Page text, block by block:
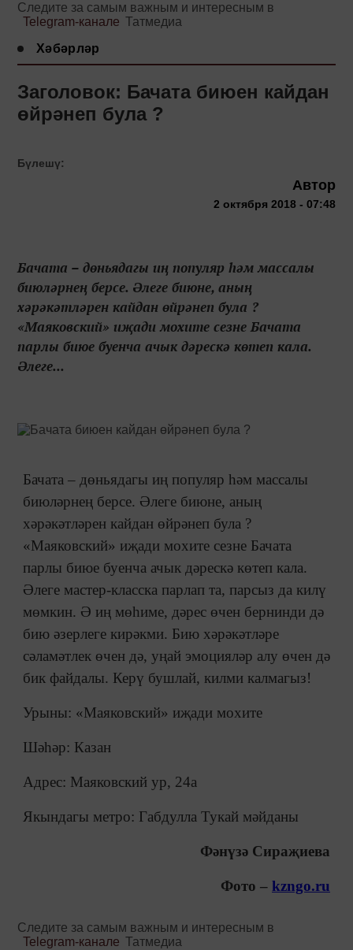
Следите за самым важным и интересным в
Telegram-канале Татмедиа
Хәбәрләр
Заголовок: Бачата биюен кайдан
өйрәнеп була ?
Бүлешү:
Автор
2 октября 2018 - 07:48
Бачата – дөньядагы иң популяр һәм массалы
биюләрнең берсе. Әлеге биюне, аның
хәрәкәтләрен кайдан өйрәнеп була ?
«Маяковский» иҗади мохите сезне Бачата
парлы биюе буенча ачык дәрескә көтеп кала.
Әлеге...
Бачата – дөньядагы иң популяр һәм массалы
биюләрнең берсе. Әлеге биюне, аның
хәрәкәтләрен кайдан өйрәнеп була ?
«Маяковский» иҗади мохите сезне Бачата
парлы биюе буенча ачык дәрескә көтеп кала.
Әлеге мастер-класска парлап та, парсыз да килү
мөмкин. Ә иң мөһиме, дәрес өчен бернинди дә
бию әзерлеге кирәкми. Бию хәрәкәтләре
сәламәтлек өчен дә, уңай эмоцияләр алу өчен дә
бик файдалы. Керү бушлай, килми калмагыз!
Урыны: «Маяковский» иҗади мохите
Шәһәр: Казан
Адрес: Маяковский ур, 24а
Якындагы метро: Габдулла Тукай мәйданы
Фәнүзә Сираҗиева
Фото – kzngo.ru
Следите за самым важным и интересным в
Telegram-канале Татмедиа